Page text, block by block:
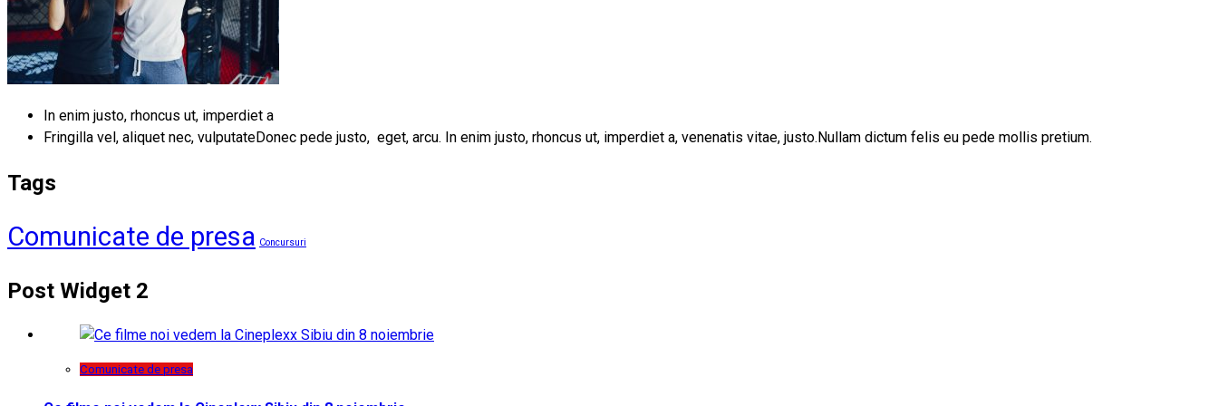
In enim justo, rhoncus ut, imperdiet a
Fringilla vel, aliquet nec, vulputateDonec pede justo, eget, arcu. In enim justo, rhoncus ut, imperdiet a, venenatis vitae, justo.Nullam dictum felis eu pede mollis pretium.
Tags
Comunicate de presa Concursuri
Post Widget 2
Comunicate de presa